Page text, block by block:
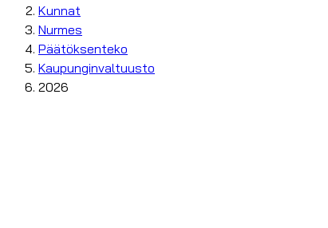
Kunnat
Nurmes
Päätöksenteko
Kaupunginvaltuusto
2026